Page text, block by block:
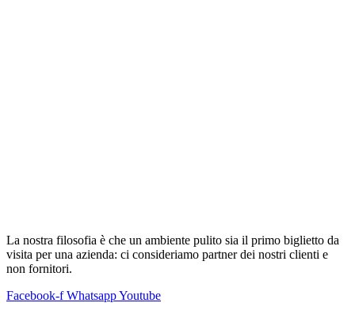
La nostra filosofia è che un ambiente pulito sia il primo biglietto da
visita per una azienda: ci consideriamo partner dei nostri clienti e
non fornitori.
Facebook-f WhatsappYoutube